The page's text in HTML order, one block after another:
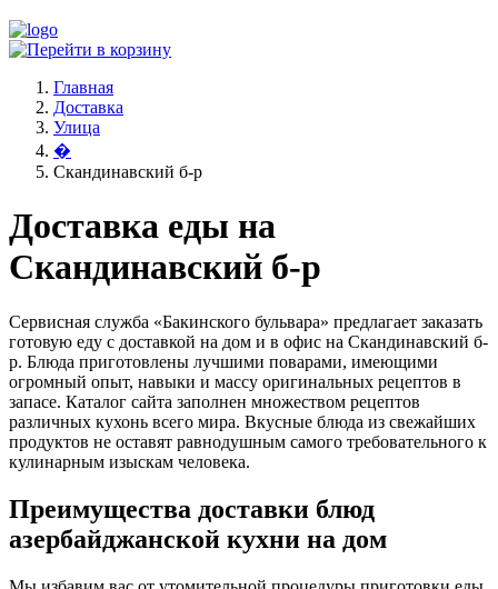
Главная
Доставка
Улица
�
Скандинавский б-р
Доставка еды на
Скандинавский б-р
Сервисная служба «Бакинского бульвара» предлагает заказать
готовую еду с доставкой на дом и в офис на Скандинавский б-
р. Блюда приготовлены лучшими поварами, имеющими
огромный опыт, навыки и массу оригинальных рецептов в
запасе. Каталог сайта заполнен множеством рецептов
различных кухонь всего мира. Вкусные блюда из свежайших
продуктов не оставят равнодушным самого требовательного к
кулинарным изыскам человека.
Преимущества доставки блюд
азербайджанской кухни на дом